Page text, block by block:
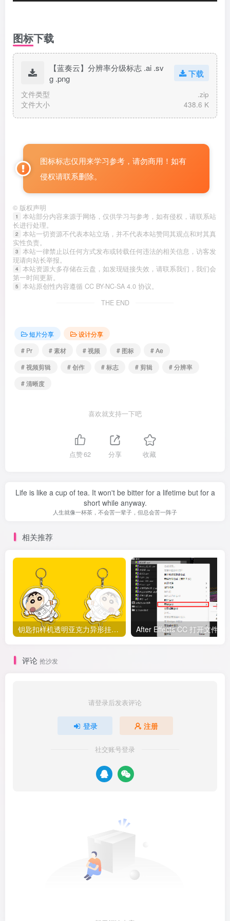
图标下载
【蓝奏云】分辨率分级标志 .ai .sv
g .png
下载
文件类型
.zip
文件大小
438.6 K
图标标志仅用来学习参考，请勿商用！如有
侵权请联系删除。
© 版权声明
1
本站部分内容来源于网络，仅供学习与参考，如有侵权，请联系站
长进行处理。
2
本站一切资源不代表本站立场，并不代表本站赞同其观点和对其真
实性负责。
3
本站一律禁止以任何方式发布或转载任何违法的相关信息，访客发
现请向站长举报。
4 本站资源大多存储在云盘，如发现链接失效，请联系我们，我们会
第一时间更新。
5
本站原创性内容遵循 CC BY-NC-SA 4.0 协议。
THE END
短片分享
设计分享
# Pr
# 素材 # 视频 # 图标
# Ae
# 视频剪辑
# 创作 # 标志 # 剪辑
# 分辨率
# 清晰度
喜欢就支持一下吧
点赞62 分享 收藏
Life is like a cup of tea. It won't be bitter for a lifetime but for a
short while anyway.
人生就像一杯茶，不会苦一辈子，但总会苦一阵子
相关推荐
钥匙扣样机透明亚克力异形挂件文创IP PSD 源文件
评论 抢沙发
请登录后发表评论
登录 注册
社交账号登录